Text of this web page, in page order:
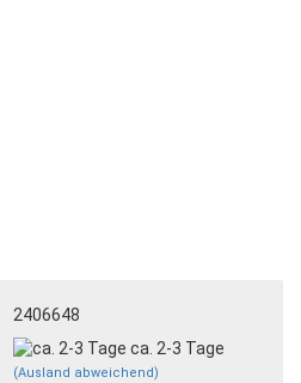
2406648
ca. 2-3 Tage
(Ausland abweichend)